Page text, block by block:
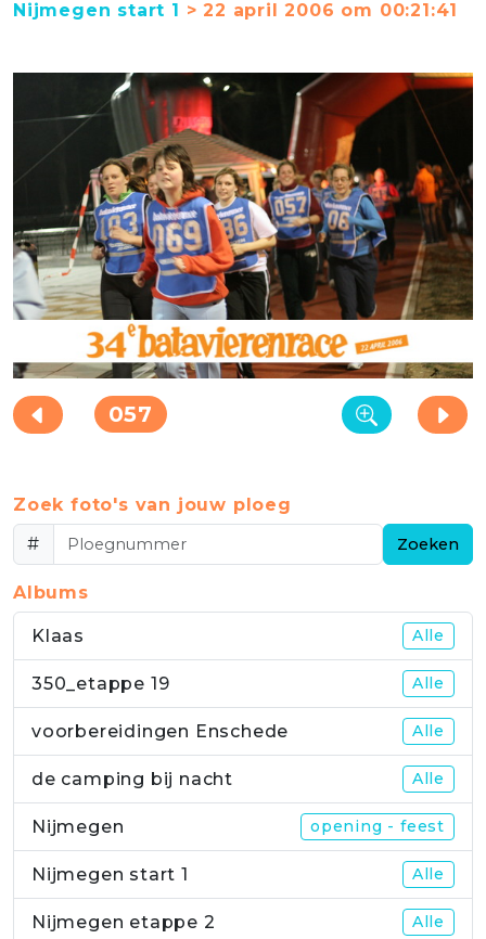
Nijmegen start 1 > 22 april 2006 om 00:21:41
057
Zoek foto's van jouw ploeg
#
Zoeken
Albums
Klaas Alle
350_etappe 19 Alle
voorbereidingen Enschede Alle
de camping bij nacht Alle
Nijmegen opening - feest
Nijmegen start 1 Alle
Nijmegen etappe 2 Alle